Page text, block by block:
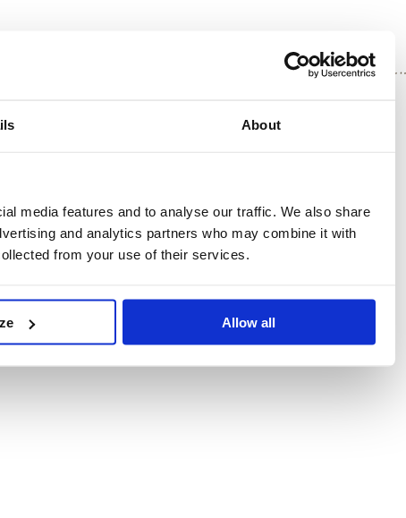
About
media features and to analyse our traffic. We also share
and analytics partners who may combine it with
from your use of their services.
Allow all
acqua salata per 40 minuti,
corrente per farlo freddare e scolalo bene.
il farro, le olive nere e la cipolla se la usi.
(lasciandone qualcuno intero per la decorazione).
un'ora prima di servire.
30 minuti.